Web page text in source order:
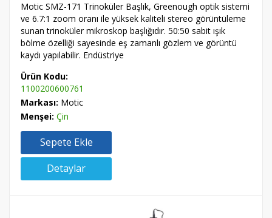
Motic SMZ-171 Trinoküler Başlık, Greenough optik sistemi
ve 6.7:1 zoom oranı ile yüksek kaliteli stereo görüntüleme
sunan trinoküler mikroskop başlığıdır. 50:50 sabit ışık
bölme özelliği sayesinde eş zamanlı gözlem ve görüntü
kaydı yapılabilir. Endüstriye
Ürün Kodu:
1100200600761
Markası: Motic
Menşei: Çin
Sepete Ekle
Detaylar